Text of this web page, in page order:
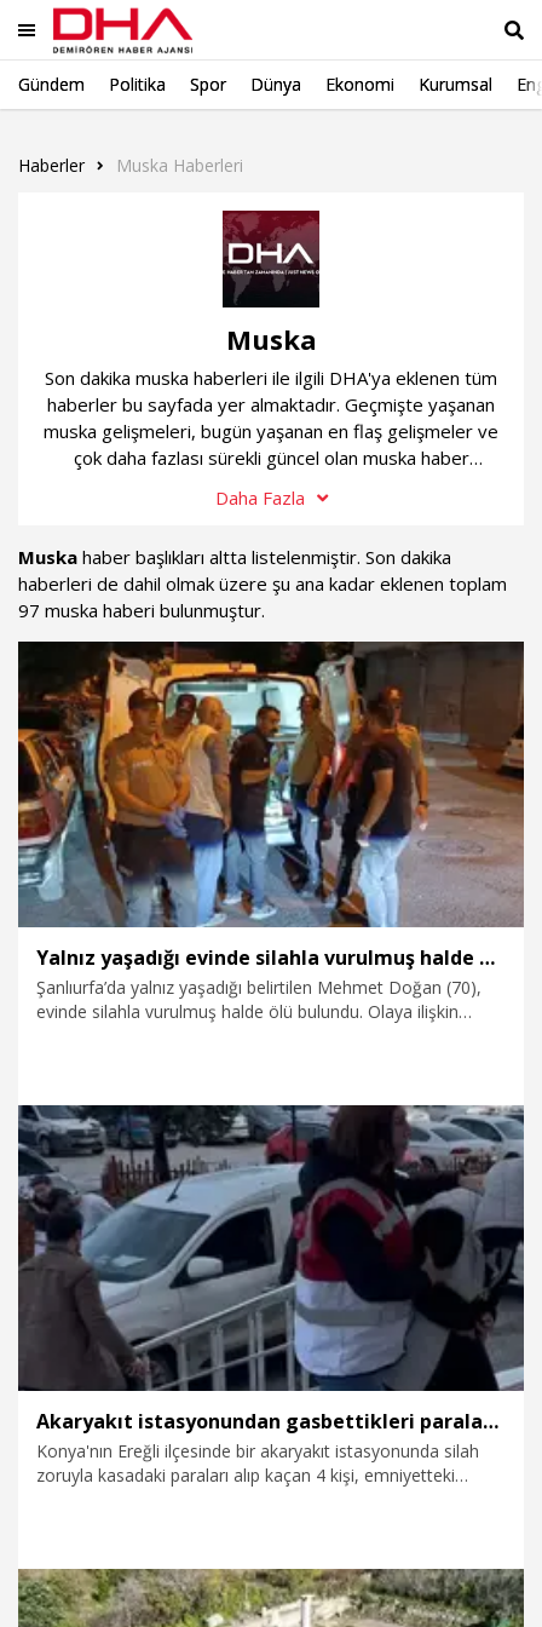
Gündem Politika Spor Dünya Ekonomi Kurumsal
Haberler Muska Haberleri
Muska
Son dakika muska haberleri ile ilgili DHA'ya eklenen tüm
haberler bu sayfada yer almaktadır. Geçmişte yaşanan
muska gelişmeleri, bugün yaşanan en flaş gelişmeler ve
çok daha fazlası sürekli güncel olan muska haber
Daha Fazla
Muska haber başlıkları altta listelenmiştir. Son dakika
haberleri de dahil olmak üzere şu ana kadar eklenen toplam
97 muska haberi bulunmuştur.
Yalnız yaşadığı evinde silahla vurulmuş halde ölü bulundu
Şanlıurfa’da yalnız yaşadığı belirtilen Mehmet Doğan (70),
evinde silahla vurulmuş halde ölü bulundu. Olaya ilişkin
27.06.2026 Gündem
Akaryakıt istasyonundan gasbettikleri paraları başka bir akaryakıt istasyonunda harcamışlar
Konya'nın Ereğli ilçesinde bir akaryakıt istasyonunda silah
zoruyla kasadaki paraları alıp kaçan 4 kişi, emniyetteki
çıktı.